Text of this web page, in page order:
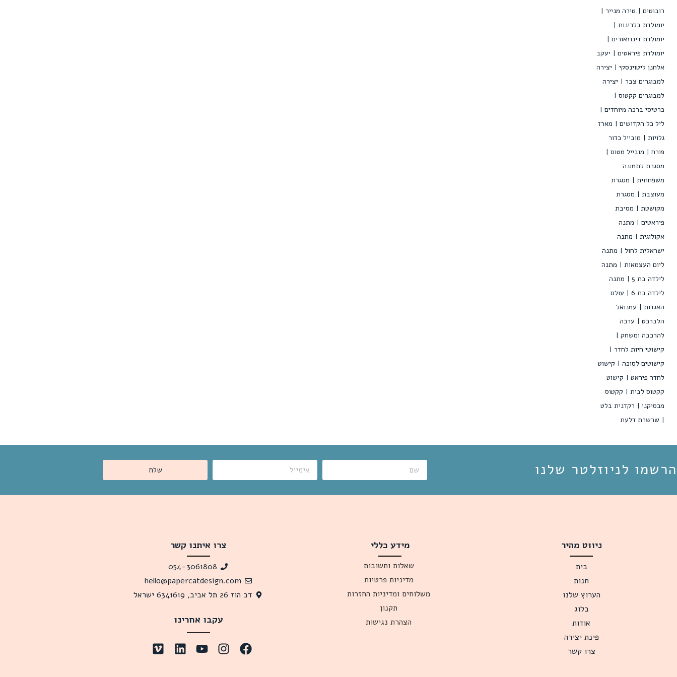
רובוטים
טירה מנייר
יומולדת בלרינות
יומולדת דינוזאורים
יומולדת פיראטים
יעקב
אלחנן ליטוינסקי
יצירה
למבוגרים צבר
יצירה
למבוגרים קקטוס
כרטיסי ברכה מיוחדים
ליל כל הקדושים
מארז
גלויות
מובייל כדור
פורח
מובייל מטוס
מסגרת לתמונה
משפחתית
מסגרת
מעוצבת
מסגרת
מקושטת
מסיבת
פיראטים
מתנה
אקולוגית
מתנה
ישראלית לחול
מתנה
ליום העצמאות
מתנה
לילדה בת 5
מתנה
לילדה בת 6
עולם
האגדות
עמנואל
הלברכט
ערכה
להרכבה ומשחק
קישוטי חיות לחדר
קישוטים לסוכה
קישוט
לחדר פיראט
קישוט
קקטוס לבית
קקטוס
מכסיקני
רקדנית בלט
שרשרת דלעת
הרשמו לניוזלטר שלנו שלח
ניווט מהיר
בית
חנות
הערוץ שלנו
בלוג
אודות
פינת יצירה
צרו קשר
מידע כללי
שאלות ותשובות
מדיניות פרטיות
משלוחים ומדיניות החזרות
תקנון
הצהרת נגישות
צרו איתנו קשר
054-3061808
hello@papercatdesign.com
דב הוז 26 תל אביב, 6341619 ישראל
עקבו אחרינו